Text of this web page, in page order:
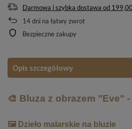
Darmowa i szybka dostawa od
14dni na łatwy zwrot
Bezpieczne zakupy
Opis szczegółowy
🎨 Bluza z obrazem "Eve"
🖼️ Dzieło malarskie na bluzie